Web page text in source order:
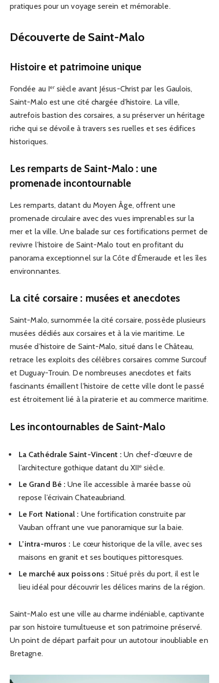
pratiques pour un voyage serein et mémorable.
Découverte de Saint-Malo
Histoire et patrimoine unique
Fondée au Iᵉʳ siècle avant Jésus-Christ par les Gaulois,
Saint-Malo est une cité chargée d’histoire. La ville,
autrefois bastion des corsaires, a su préserver un héritage
riche qui se dévoile à travers ses ruelles et ses édifices
historiques.
Les remparts de Saint-Malo : une
promenade incontournable
Les remparts, datant du Moyen Âge, offrent une
promenade circulaire avec des vues imprenables sur la
mer et la ville. Une balade sur ces fortifications permet de
revivre l’histoire de Saint-Malo tout en profitant du
panorama exceptionnel sur la Côte d’Émeraude et les îles
environnantes.
La cité corsaire : musées et anecdotes
Saint-Malo, surnommée la cité corsaire, possède plusieurs
musées dédiés aux corsaires et à la vie maritime. Le
musée d’histoire de Saint-Malo, situé dans le Château,
retrace les exploits des célèbres corsaires comme Surcouf
et Duguay-Trouin. De nombreuses anecdotes et faits
fascinants émaillent l’histoire de cette ville dont le passé
est étroitement lié à la piraterie et au commerce maritime.
Les incontournables de Saint-Malo
La Cathédrale Saint-Vincent : Un chef-d’œuvre de
l’architecture gothique datant du XIIᵉ siècle.
Le Grand Bé : Une île accessible à marée basse où
repose l’écrivain Chateaubriand.
Le Fort National : Une fortification construite par
Vauban offrant une vue panoramique sur la baie.
L’intra-muros : Le cœur historique de la ville, avec ses
maisons en granit et ses boutiques pittoresques.
Le marché aux poissons : Situé près du port, il est le
lieu idéal pour découvrir les délices marins de la région.
Saint-Malo est une ville au charme indéniable, captivante
par son histoire tumultueuse et son patrimoine préservé.
Un point de départ parfait pour un autotour inoubliable en
Bretagne.